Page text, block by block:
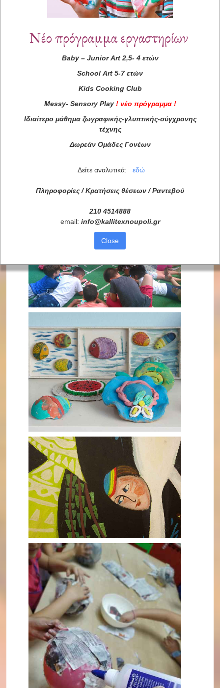
Νέο πρόγραμμα εργαστηρίων
Baby– Junior Art2,5- 4 ετών
School Art 5-7 ετών
Kids Cooking Club
Messy- Sensory Play ! νέο πρόγραμμα !
Ιδιαίτερο μάθημα ζωγραφικής-γλυπτικής-σύγχρονης
τέχνης
Δωρεάν Ομάδες Γονέων
Δείτε αναλυτικά: εδώ
Πληροφορίες / Κρατήσεις θέσεων / Ραντεβού
210 4514888
email: info@kallitexnoupoli.gr
Close